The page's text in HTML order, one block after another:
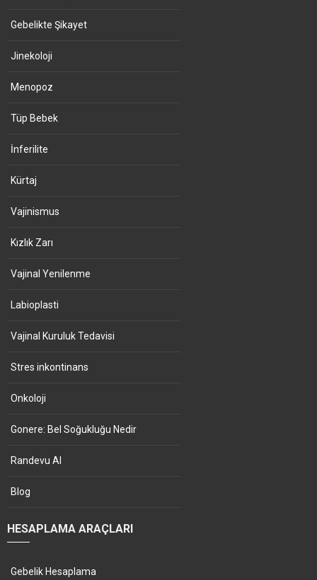
Gebelikte Şikayet
Jinekoloji
Menopoz
Tüp Bebek
İnferilite
Kürtaj
Vajinismus
Kızlık Zarı
Vajinal Yenilenme
Labioplasti
Vajinal Kuruluk Tedavisi
Stres inkontinans
Onkoloji
Gonere: Bel Soğukluğu Nedir
Randevu Al
Blog
HESAPLAMA ARAÇLARI
Gebelik Hesaplama